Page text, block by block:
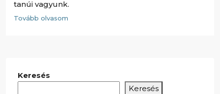
tanúi vagyunk.
Tovább olvasom
Keresés
Keresés